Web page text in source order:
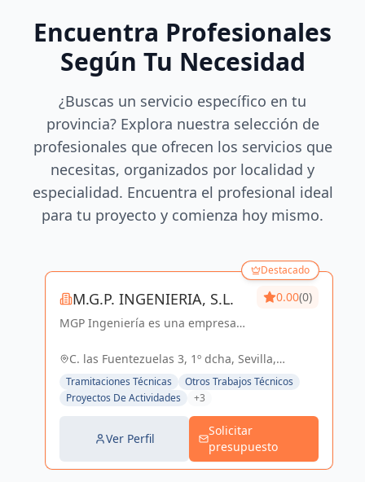
Encuentra Profesionales
Según Tu Necesidad
¿Buscas un servicio específico en tu
provincia? Explora nuestra selección de
profesionales que ofrecen los servicios que
necesitas, organizados por localidad y
especialidad. Encuentra el profesional ideal
para tu proyecto y comienza hoy mismo.
Destacado
M.G.P. INGENIERIA, S.L.
MGP Ingeniería es una empresa
proyectos de Ingeniería y
experiencia en el sector Industrial,
Logístico, Comercial...
0.00(0)
C. las Fuentezuelas 3, 1º dcha, Sevilla,
España, España
Tramitaciones Técnicas
Otros Trabajos Técnicos
Proyectos De Actividades
+3
Ver Perfil
Solicitar
presupuesto